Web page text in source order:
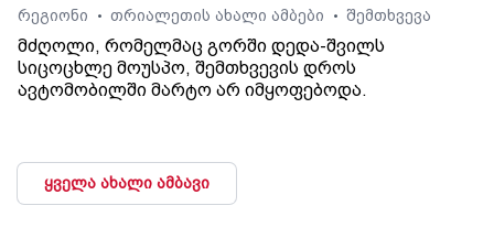
რეგიონი
• თრიალეთის ახალი ამბები • შემთხვევა
მძღოლი, რომელმაც გორში დედა-შვილს
სიცოცხლე მოუსპო, შემთხვევის დროს
ავტომობილში მარტო არ იმყოფებოდა.
ყველა ახალი ამბავი